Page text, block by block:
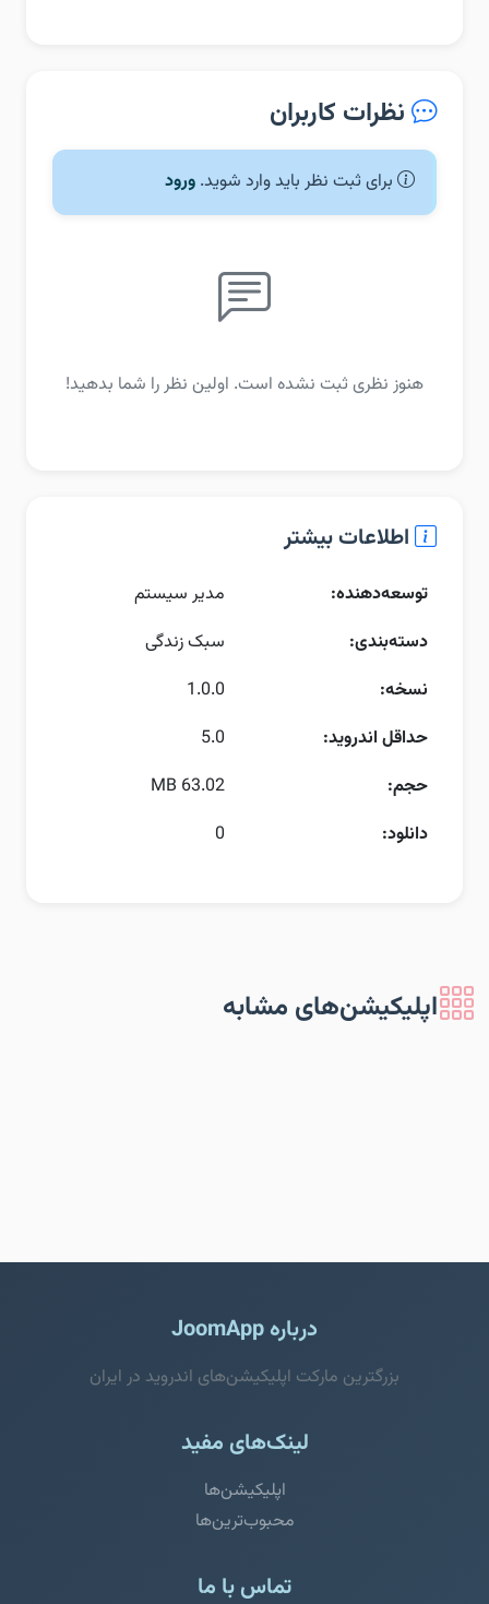
نظرات کاربران
برای ثبت نظر باید وارد شوید. ورود
هنوز نظری ثبت نشده است. اولین نظر را شما بدهید!
اطلاعات بیشتر
توسعه‌دهنده:
مدیر سیستم
دسته‌بندی:
سبک زندگی
نسخه:
1.0.0
حداقل اندروید:
5.0
حجم:
63.02 MB
دانلود:
0
اپلیکیشن‌های مشابه
درباره JoomApp
بزرگترین مارکت اپلیکیشن‌های اندروید در ایران
لینک‌های مفید
اپلیکیشن‌ها
محبوب‌ترین‌ها
تماس با ما